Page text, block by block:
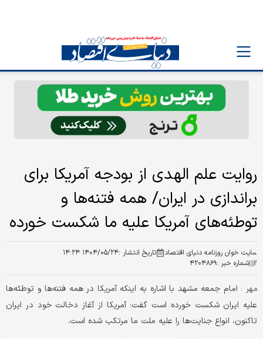
روایت علم الهدی از بودجه آمریکا برای
براندازی در ایران/ همه فتنه‌ها و
توطئه‌های آمریکا علیه ما شکست خورده
سایت خوان روزنامه دنیای اقتصاد تاریخ انتشار :۱۴۰۴/۰۵/۲۴ ۱۴:۲۴
شماره خبر :۴۲۰۴۸۶۹
مهر : امام جمعه مشهد با اشاره به اینکه آمریکا در همه فتنه‌ها و توطئه‌ها
علیه ایران شکست خورده است گفت: آمریکا از آغاز دخالت خود در ایران
تاکنون، انواع جنایت‌ها را علیه ملت ما مرتکب شده است.